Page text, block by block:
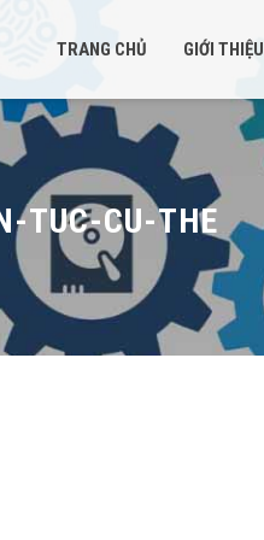
TRANG CHỦ GIỚI THIỆU
TUC-CU-THE